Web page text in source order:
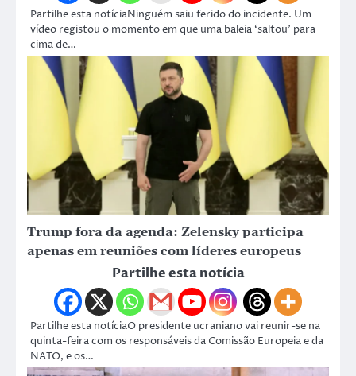
Partilhe esta notíciaNinguém saiu ferido do incidente. Um
vídeo registou o momento em que uma baleia ‘saltou’ para
cima de…
Trump fora da agenda: Zelensky participa
apenas em reuniões com líderes europeus
Partilhe esta notícia
Partilhe esta notíciaO presidente ucraniano vai reunir-se na
quinta-feira com os responsáveis da Comissão Europeia e da
NATO, e os…